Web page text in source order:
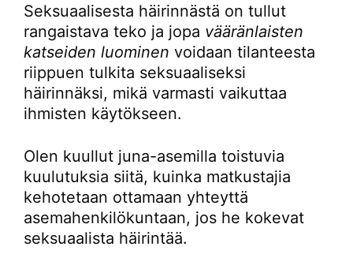
Seksuaalisesta häirinnästä on tullut
rangaistava teko ja jopa vääränlaisten
katseiden luominen voidaan tilanteesta
riippuen tulkita seksuaaliseksi
häirinnäksi, mikä varmasti vaikuttaa
ihmisten käytökseen.
Olen kuullut juna-asemilla toistuvia
kuulutuksia siitä, kuinka matkustajia
kehotetaan ottamaan yhteyttä
asemahenkilökuntaan, jos he kokevat
seksuaalista häirintää.